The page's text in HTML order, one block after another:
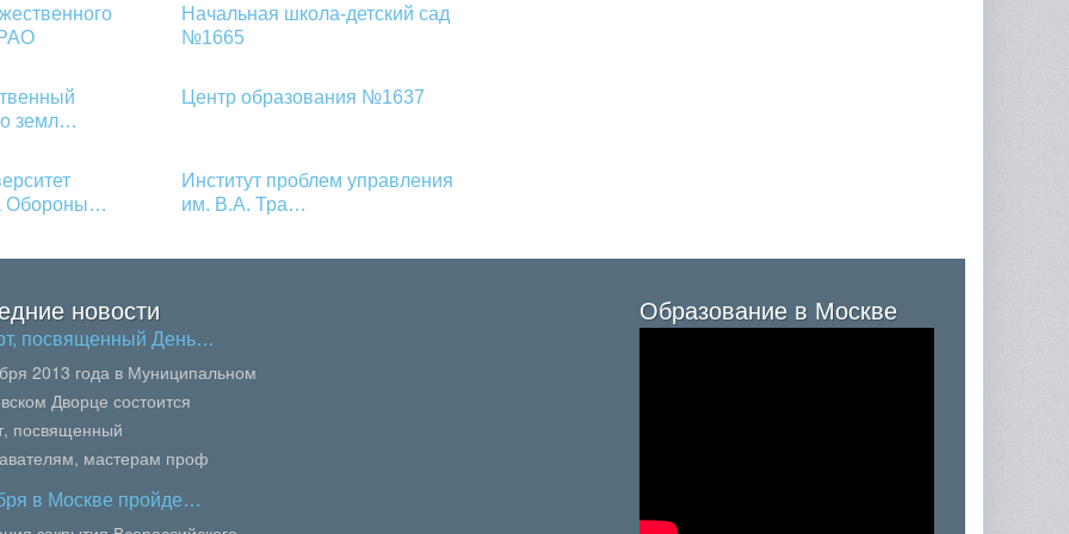
Начальная школа-детский сад
№1665
земл…
Центр образования №1637
Обороны…
Институт проблем управления
им. В.А. Тра…
новости
посвященный День…
2013 года в Муниципальном
Дворце состоится
посвященный
мастерам проф
педагогам колледжей и
сей...
в Москве пройде…
Образование в Москве